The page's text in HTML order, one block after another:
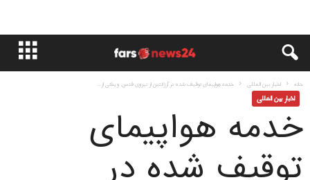
خانه اخبار بین المللی خدمه هواپیمای توقیف شده در آرژانتین از نیروی قدس، و یکی از...
اخبار بین المللی
خدمه هواپیمای